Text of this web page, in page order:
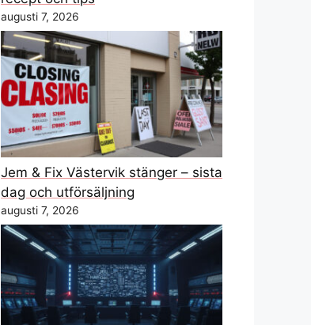
augusti 7, 2026
Jem & Fix Västervik stänger – sista
dag och utförsäljning
augusti 7, 2026